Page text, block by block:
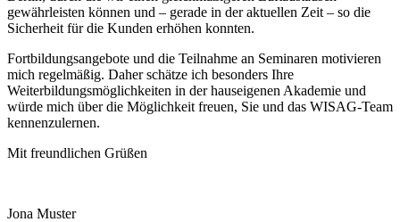
gewährleisten können und – gerade in der aktuellen Zeit – so die
Sicherheit für die Kunden erhöhen konnten.
Fortbildungsangebote und die Teilnahme an Seminaren motivieren
mich regelmäßig. Daher schätze ich besonders Ihre
Weiterbildungsmöglichkeiten in der hauseigenen Akademie und
würde mich über die Möglichkeit freuen, Sie und das WISAG-Team
kennenzulernen.
Mit freundlichen Grüßen
Jona Muster